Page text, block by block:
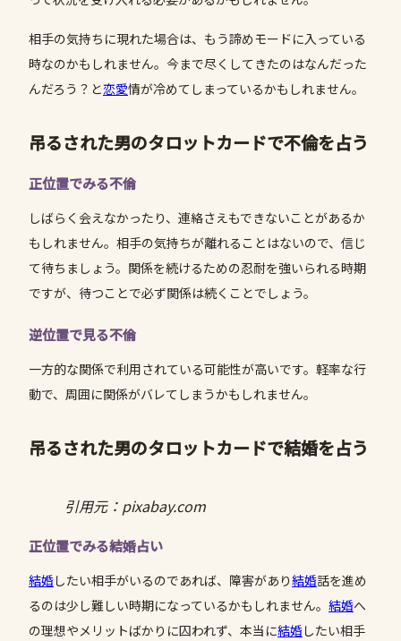
相手の気持ちに現れた場合は、もう諦めモードに入っている
時なのかもしれません。今まで尽くしてきたのはなんだった
んだろう？と恋愛情が冷めてしまっているかもしれません。
吊るされた男のタロットカードで不倫を占う
正位置でみる不倫
しばらく会えなかったり、連絡さえもできないことがあるか
もしれません。相手の気持ちが離れることはないので、信じ
て待ちましょう。関係を続けるための忍耐を強いられる時期
ですが、待つことで必ず関係は続くことでしょう。
逆位置で見る不倫
一方的な関係で利用されている可能性が高いです。軽率な行
動で、周囲に関係がバレてしまうかもしれません。
吊るされた男のタロットカードで結婚を占う
引用元：pixabay.com
正位置でみる結婚占い
結婚したい相手がいるのであれば、障害があり結婚話を進め
るのは少し難しい時期になっているかもしれません。 結婚へ
の理想やメリットばかりに囚われず、本当に結婚したい相手